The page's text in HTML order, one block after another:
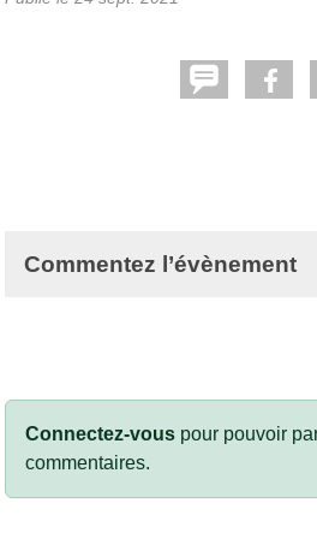
Commentez l’évènement
Connectez-vous pour pouvoir
commentaires.